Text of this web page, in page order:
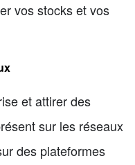
vos stocks et vos
et attirer des
sur les réseaux
des plateformes